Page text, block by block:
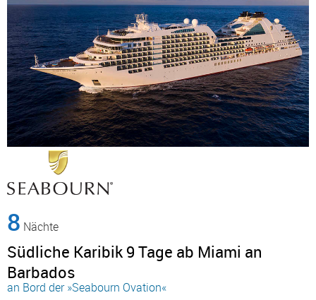
8 Nächte
Südliche Karibik 9 Tage ab Miami an
Barbados
an Bord der »Seabourn Ovation«